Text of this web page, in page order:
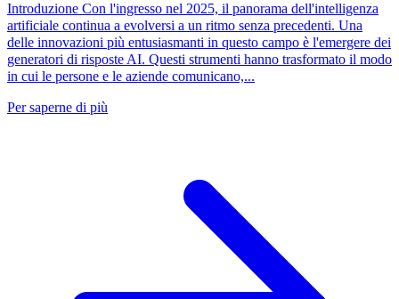
Introduzione Con l'ingresso nel 2025, il panorama dell'intelligenza
artificiale continua a evolversi a un ritmo senza precedenti. Una
delle innovazioni più entusiasmanti in questo campo è l'emergere dei
generatori di risposte AI. Questi strumenti hanno trasformato il modo
in cui le persone e le aziende comunicano,...
Per saperne di più